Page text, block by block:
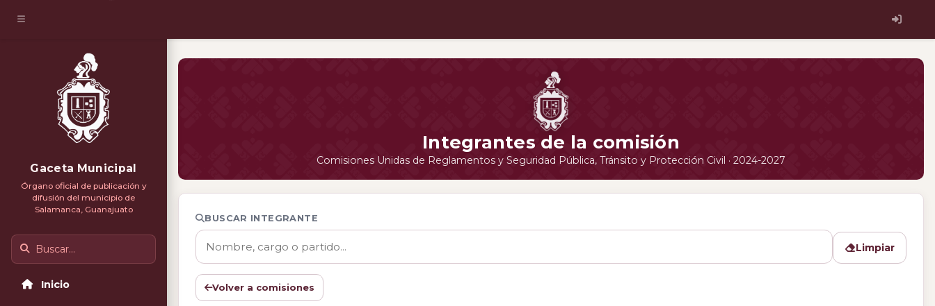
Gaceta Municipal
Órgano oficial de publicación y
difusión del municipio de
Salamanca, Guanajuato
Buscar
Inicio
Integrantes de la comisión
Comisiones Unidas de Reglamentos y Seguridad Pública, Tránsito y Protección Civil · 2024-2027
BUSCAR INTEGRANTE
Limpiar
Volver a comisiones